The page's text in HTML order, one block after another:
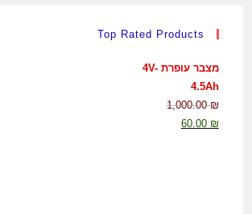
Top Rated Products
מצבר עופרת 4V-
4.5Ah
1,000.00₪
60.00 ₪